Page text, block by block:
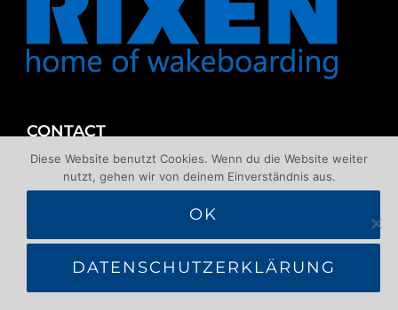
CONTACT
1220 Wien, Am Wehr 1 – Neue Donau
+43 676 518 2711
Diese Website benutzt Cookies. Wenn du die Website weiter
nutzt, gehen wir von deinem Einverständnis aus.
OK
DATENSCHUTZERKLÄRUNG